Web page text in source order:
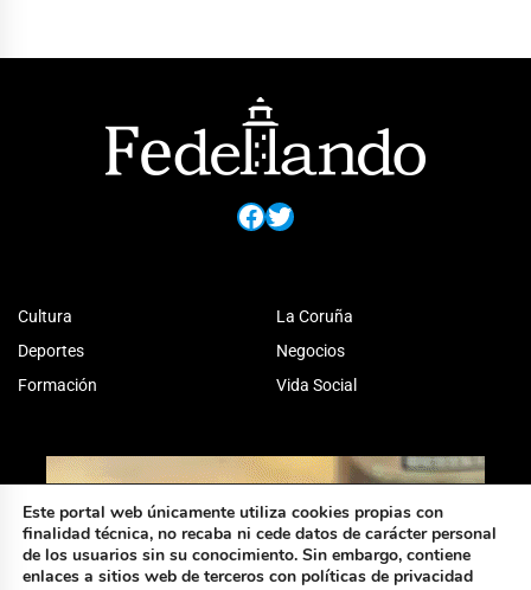
Facebook
Twitter
Cultura
Deportes
Formación
La Coruña
Negocios
Vida Social
Este portal web únicamente utiliza cookies propias con
finalidad técnica, no recaba ni cede datos de carácter personal
de los usuarios sin su conocimiento. Sin embargo, contiene
enlaces a sitios web de terceros con políticas de privacidad